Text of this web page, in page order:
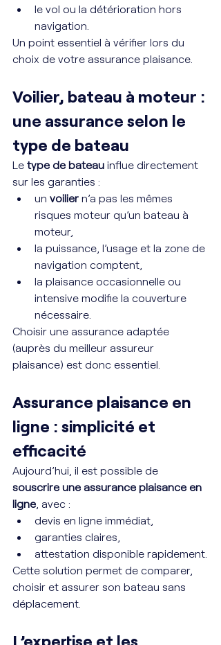
le vol ou la détérioration hors
navigation.
Un point essentiel à vérifier lors du
choix de votre assurance plaisance.
Voilier, bateau à moteur :
une assurance selon le
type de bateau
Le type de bateau influe directement
sur les garanties :
un voilier n’a pas les mêmes
risques moteur qu’un bateau à
moteur,
la puissance, l’usage et la zone de
navigation comptent,
la plaisance occasionnelle ou
intensive modifie la couverture
nécessaire.
Choisir une assurance adaptée
(auprès du meilleur assureur
plaisance) est donc essentiel.
Assurance plaisance en
ligne : simplicité et
efficacité
Aujourd’hui, il est possible de
souscrire une assurance plaisance en
ligne , avec :
devis en ligne immédiat,
garanties claires,
attestation disponible rapidement.
Cette solution permet de comparer,
choisir et assurer son bateau sans
déplacement.
L’expertise et les